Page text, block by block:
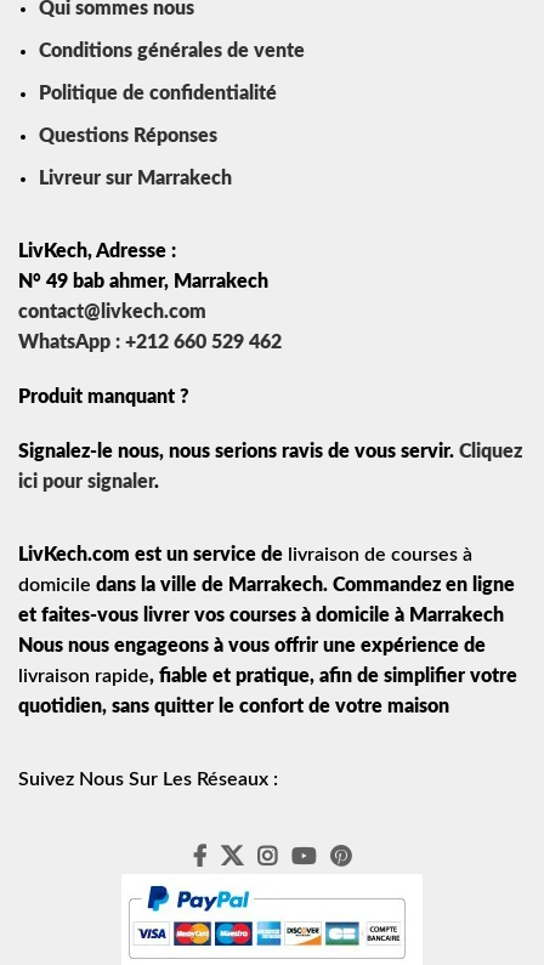
Qui sommes nous
Conditions générales de vente
Politique de confidentialité
Questions Réponses
Livreur sur Marrakech
LivKech, Adresse :
N° 49 bab ahmer, Marrakech
contact@livkech.com
WhatsApp : +212 660 529 462
Produit manquant ?
Signalez-le nous, nous serions ravis de vous servir. Cliquez
ici pour signaler.
LivKech.com est un service de livraison de courses à
domicile dans la ville de Marrakech. Commandez en ligne
et faites-vous livrer vos courses à domicile à Marrakech
Nous nous engageons à vous offrir une expérience de
livraison rapide, fiable et pratique, afin de simplifier votre
quotidien, sans quitter le confort de votre maison
Suivez Nous Sur Les Réseaux :